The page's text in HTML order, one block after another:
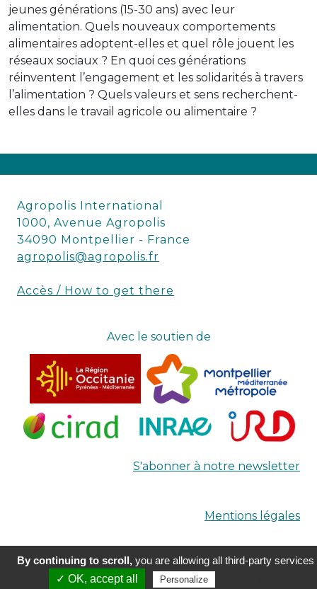
jeunes générations (15-30 ans) avec leur
alimentation. Quels nouveaux comportements
alimentaires adoptent-elles et quel rôle jouent les
réseaux sociaux ? En quoi ces générations
réinventent l’engagement et les solidarités à travers
l’alimentation ? Quels valeurs et sens recherchent-
elles dans le travail agricole ou alimentaire ?
Agropolis International
1000, Avenue Agropolis
34090 Montpellier - France
agropolis@agropolis.fr
Accès / How to get there
Avec le soutien de
S'abonner à notre newsletter
Mentions légales
RéalisationTerre Nourricière
By continuing to scroll, you are allowing all third-party services
✓ OK, accept all
Personalize